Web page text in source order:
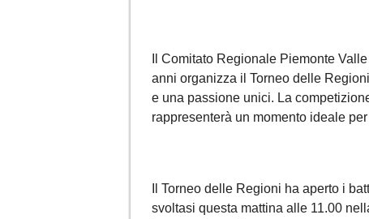
Il Comitato Regionale Piemonte
anni organizza il Torneo delle
e una passione unici. La
rappresenterà un momento ideale
Il Torneo delle Regioni ha aperto i
svoltasi questa mattina alle 11.00